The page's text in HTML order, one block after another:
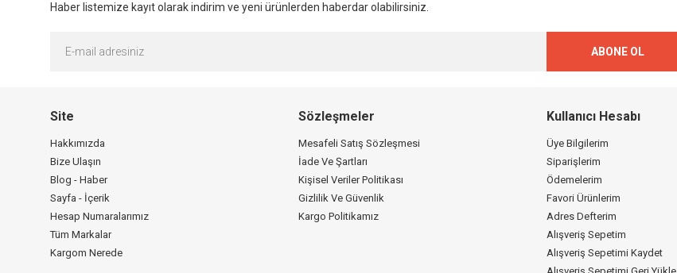
Haber listemize kayıt olarak indirim ve yeni ürünlerden haberdar olabilirsiniz.
ABONE OL
Site
Hakkımızda
Bize Ulaşın
Blog - Haber
Sayfa - İçerik
Hesap Numaralarımız
Tüm Markalar
Kargom Nerede
Sözleşmeler
Mesafeli Satış Sözleşmesi
İade Ve Şartları
Kişisel Veriler Politikası
Gizlilik Ve Güvenlik
Kargo Politikamız
Kullanıcı Hesabı
Üye Bilgilerim
Siparişlerim
Ödemelerim
Favori Ürünlerim
Adres Defterim
Alışveriş Sepetim
Alışveriş Sepetimi Kaydet